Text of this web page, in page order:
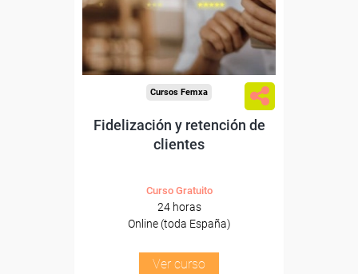
Sector
-Finanzas y Seguros.
Cursos Femxa
Fidelización y retención de
clientes
Curso Gratuito
24 horas
Online (toda España)
Ver curso